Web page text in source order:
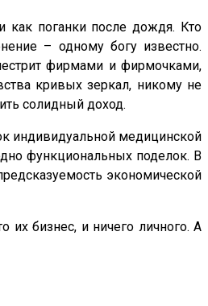
как поганки после дождя. Кто
– одному богу известно.
фирмами и фирмочками,
кривых зеркал, никому не
солидный доход.
индивидуальной медицинской
функциональных поделок. В
экономической
их бизнес, и ничего личного. А